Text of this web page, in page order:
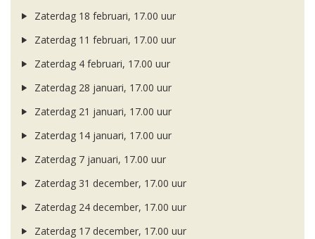
Zaterdag 18 februari, 17.00 uur
Zaterdag 11 februari, 17.00 uur
Zaterdag 4 februari, 17.00 uur
Zaterdag 28 januari, 17.00 uur
Zaterdag 21 januari, 17.00 uur
Zaterdag 14 januari, 17.00 uur
Zaterdag 7 januari, 17.00 uur
Zaterdag 31 december, 17.00 uur
Zaterdag 24 december, 17.00 uur
Zaterdag 17 december, 17.00 uur